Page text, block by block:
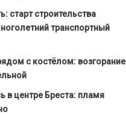
старт строительства
транспортный
с костёлом: возгорание
в центре Бреста: пламя